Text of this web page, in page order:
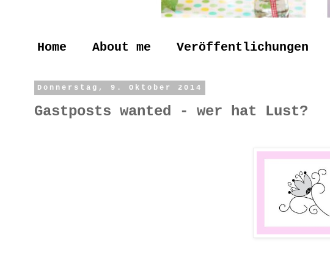
Home About me Veröffentlichungen
Donnerstag, 9. Oktober 2014
Gastposts wanted - wer hat Lust?